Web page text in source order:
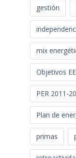
gestión
mix
Objetivos
PER 2011-
Plan de
primas